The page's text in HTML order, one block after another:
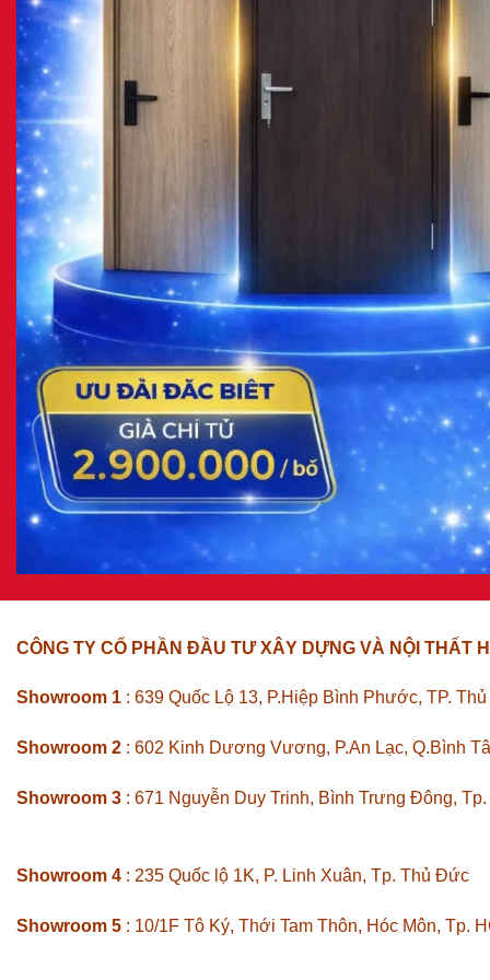
CÔNG TY CỔ PHẦN ĐẦU TƯ XÂY DỰNG VÀ NỘI THẤT
Showroom 1 : 639 Quốc Lộ 13, P.Hiệp Bình Phước, TP.
Showroom 2 : 602 Kinh Dương Vương, P.An Lạc, Q.Bình
Showroom 3 : 671 Nguyễn Duy Trinh, Bình Trưng Đông,
Showroom 4 : 235 Quốc lộ 1K, P. Linh Xuân, Tp. Thủ Đức
Showroom 5 : 10/1F Tô Ký, Thới Tam Thôn, Hóc Môn, Tp.